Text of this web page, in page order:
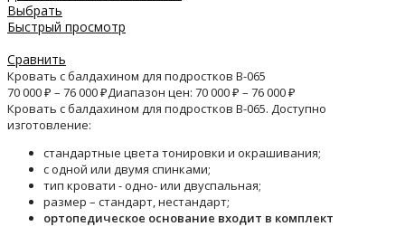
Выбрать
Быстрый просмотр
Сравнить
Кровать с балдахином для подростков B-065
70 000₽ – 76 000₽Диапазон цен: 70 000 ₽ – 76 000 ₽
Кровать с балдахином для подростков B-065. Доступно
изготовление:
стандартные цвета тонировки и окрашивания;
с одной или двумя спинками;
тип кровати - одно- или двуспальная;
размер – стандарт, нестандарт;
ортопедическое основание входит в комплект